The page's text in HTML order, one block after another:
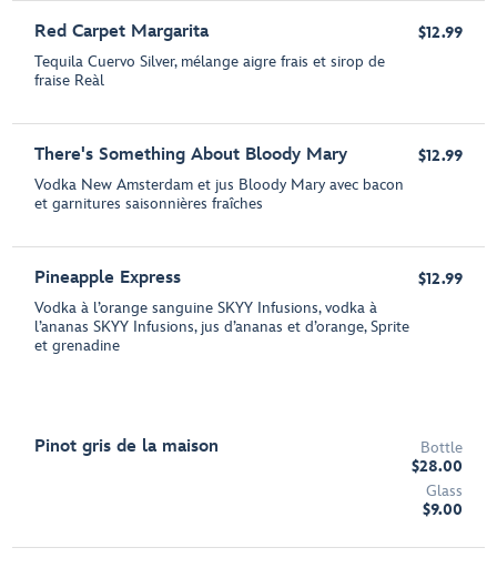
Red Carpet Margarita
Tequila Cuervo Silver, mélange aigre frais et sirop de
fraise Reàl
$12.99
There's Something About Bloody Mary
Vodka New Amsterdam et jus Bloody Mary avec bacon
et garnitures saisonnières fraîches
$12.99
Pineapple Express
Vodka à l’orange sanguine SKYY Infusions, vodka à
l’ananas SKYY Infusions, jus d’ananas et d’orange, Sprite
et grenadine
$12.99
Pinot gris de la maison
Bottle
$28.00
Glass
$9.00